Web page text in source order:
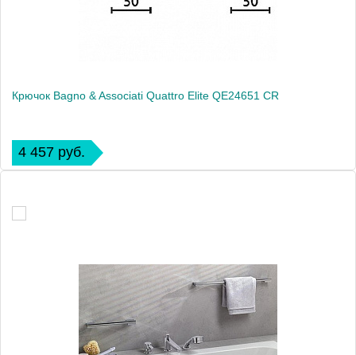
Крючок Bagno & Associati Quattro Elite QE24651 CR
4 457 руб.